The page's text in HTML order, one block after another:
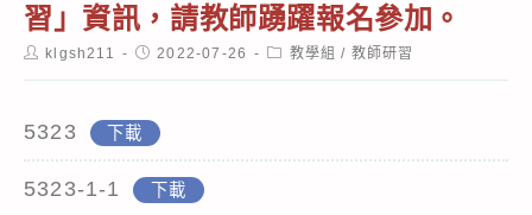
習」資訊，請教師踴躍報名參加。
Postklgsh211
Post2022-07-26
Post教學組 / 教師研習
5323 下載
5323-1-1 下載